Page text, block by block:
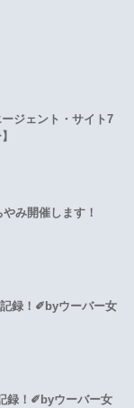
ジェント・サイト7
み開催します！
記録！✐byウーバー女
録！✐byウーバー女